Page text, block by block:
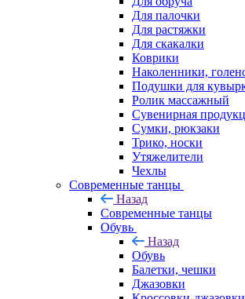
Для палочки
Для растяжки
Для скакалки
Коврики
Наколенники,
Подушки для
Ролик массажный
Сувенирная
Сумки, рюкзаки
Трико, носки
Утяжелители
Чехлы
Современные танцы
Назад
Современные танцы
Обувь
Назад
Обувь
Балетки, чешки
Джазовки